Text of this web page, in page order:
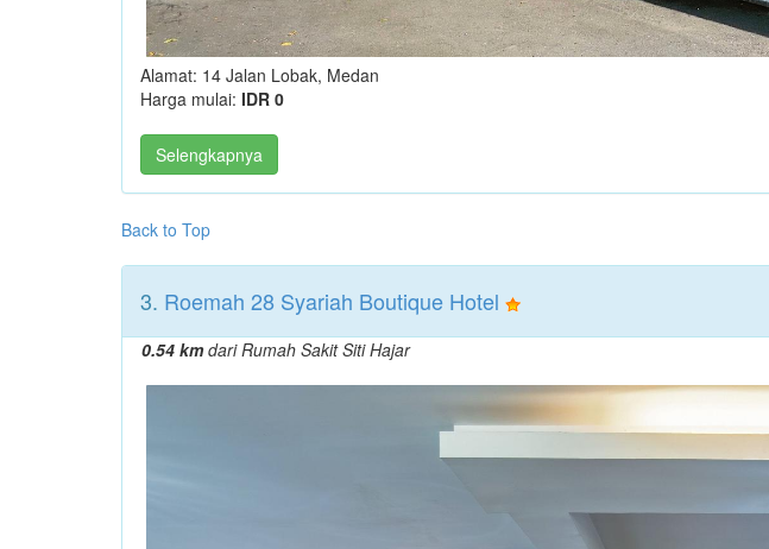
Alamat: 14 Jalan Lobak, Medan
Harga mulai: IDR 0
Selengkapnya
Back to Top
3. Roemah 28 Syariah Boutique Hotel
0.54 kmdari Rumah Sakit Siti Hajar